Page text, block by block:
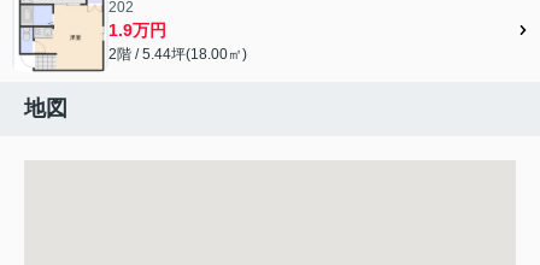
202
1.9万円
2階 / 5.44坪(18.00㎡)
地図